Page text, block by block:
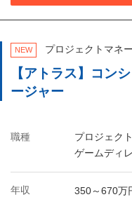
NEW プロジェクトマネ
【アトラス】コン
ージャー
職種
プロジェク
ゲームディ
年収 350～670万